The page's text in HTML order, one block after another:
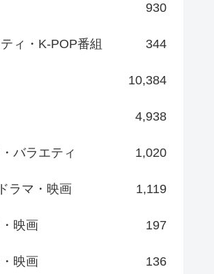
930
ィ・K-POP番組 344
10,384
4,938
バラエティ 1,020
ラマ・映画 1,119
映画 197
映画 136